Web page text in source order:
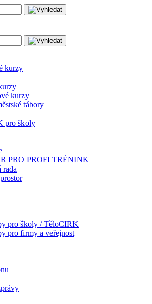
kurzy
kurzy
tábory
pro školy
PRO PROFI TRÉNINK
rada
pro školy / TěloCIRK
pro firmy a veřejnost